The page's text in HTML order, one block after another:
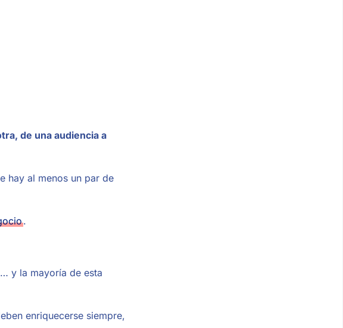
de una audiencia a
hay al menos un par de
.
… y la mayoría de esta
enriquecerse siempre,